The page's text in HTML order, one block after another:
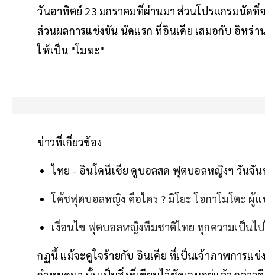
วันอาทิตย์ 23 มกราคมที่ผ่านมา ส่วนโปรแกรมนัดที่
ส่วนผลการแข่งขัน นัดแรก ที่อินเดีย เสมอกับ อิหร่
ให้เป็น "โมฆะ"
ข่าวที่เกี่ยวข้อง
ไทย - อินโดนีเซีย ดูบอลสด ฟุตบอลหญิงฯ วันจัน
โค้ชฟุตบอลหญิง คือใคร ? มิโยะ โอกาโมโตะ ผู้
เงื่อนไข ฟุตบอลหญิงทีมชาติไทย ทุกความเป็นไ
กฏนี้ แม้จะดูใจร้ายกับ อินเดีย ที่เป็นเจ้าภาพการแ